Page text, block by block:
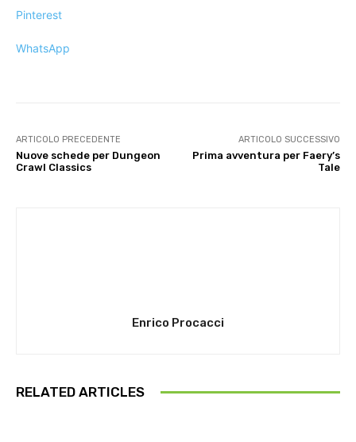
Pinterest
WhatsApp
ARTICOLO PRECEDENTE
Nuove schede per Dungeon
Crawl Classics
ARTICOLO SUCCESSIVO
Prima avventura per Faery’s
Tale
Enrico Procacci
RELATED ARTICLES